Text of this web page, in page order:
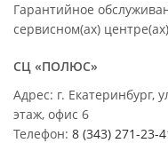
Гарантийное
сервисном(ах)
СЦ «ПОЛЮС»
Адрес: г. Екатеринбург,
этаж, офис 6
Телефон: 8 (343) 271-23-